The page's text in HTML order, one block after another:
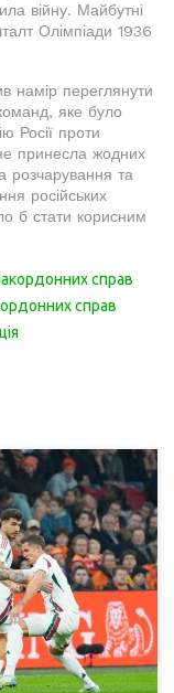
війну. Майбутні
Олімпіади 1936
намір переглянути
яке було
Росії проти
принесла жодних
розчарування та
російських
б стати корисним
справ
справ